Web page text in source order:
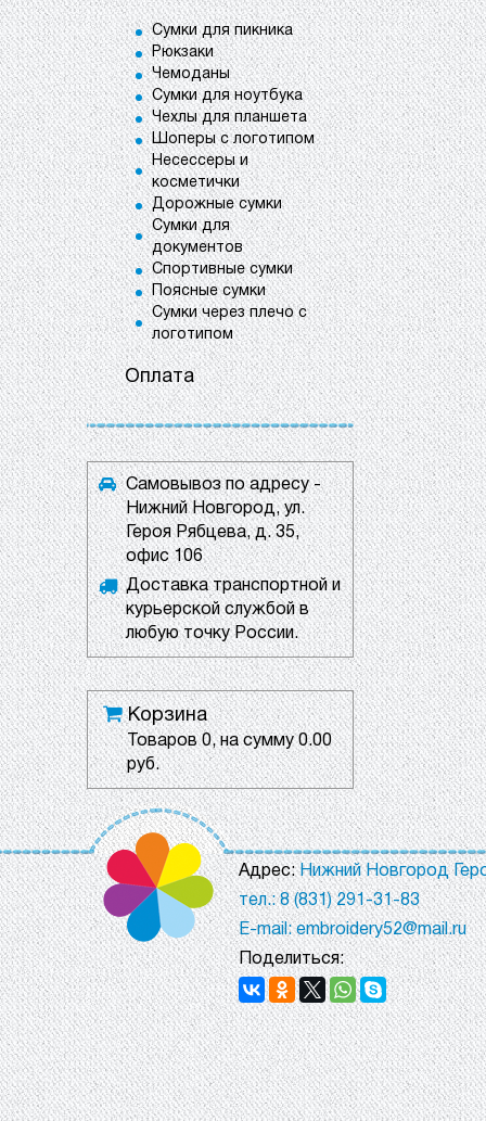
Сумки для пикника
Рюкзаки
Чемоданы
Сумки для ноутбука
Чехлы для планшета
Шоперы с логотипом
Несессеры и
косметички
Дорожные сумки
Сумки для
документов
Спортивные сумки
Поясные сумки
Сумки через плечо с
логотипом
Оплата
Самовывоз по адресу -
Нижний Новгород, ул.
Героя Рябцева, д. 35,
офис 106
Доставка транспортной и
курьерской службой в
любую точку России.
Корзина
Товаров0, на сумму0.00
руб.
Адрес:Нижний Новгород
тел.: 8 (831) 291-31-83
E-mail: embroidery52@mail.ru
Поделиться: